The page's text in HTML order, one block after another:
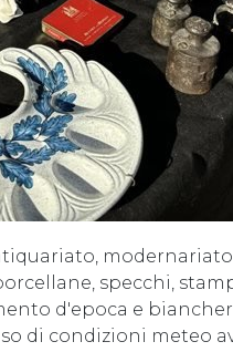
specchi,
d'epoca e
di condizioni meteo